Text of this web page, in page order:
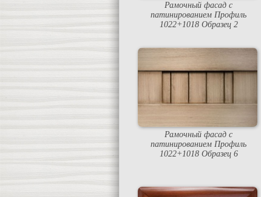
Рамочный фасад с
патинированием Профиль
1022+1018 Образец 2
Рамочный фасад с
патинированием Профиль
1022+1018 Образец 6